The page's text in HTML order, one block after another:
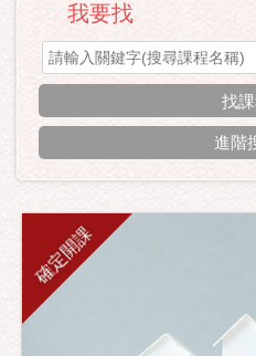
我要找
進階
確定開課